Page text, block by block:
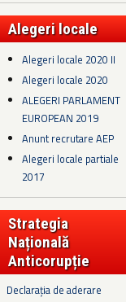
Alegeri locale
Alegeri locale 2020 II
Alegeri locale 2020
ALEGERI PARLAMENT
EUROPEAN 2019
Anunt recrutare AEP
Alegeri locale partiale
2017
Strategia
Națională
Anticorupție
Declarația de aderare